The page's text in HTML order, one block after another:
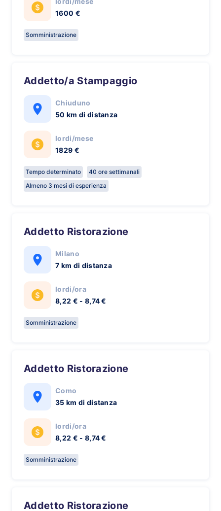
1600 €
Somministrazione
Addetto/a Stampaggio
Chiuduno
50 km di distanza
lordi/mese
1829 €
Tempo determinato
40 ore settimanali
Almeno 3 mesi di esperienza
Addetto Ristorazione
Milano
7 km di distanza
lordi/ora
8,22 € - 8,74 €
Somministrazione
Addetto Ristorazione
Como
35 km di distanza
lordi/ora
8,22 € - 8,74 €
Somministrazione
Addetto Ristorazione